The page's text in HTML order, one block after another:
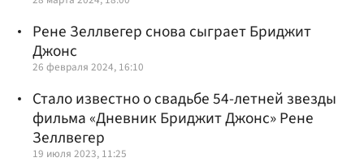
Рене Зеллвегер снова сыграет Бриджит
Джонс
26 февраля 2024, 16:10
Стало известно о свадьбе 54-летней звезды
фильма «Дневник Бриджит Джонс» Рене
Зеллвегер
19 июля 2023, 11:25